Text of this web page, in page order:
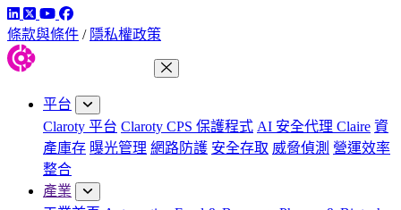
LinkedIn
TwitterYouTube
Facebook
條款與條件 / 隱私權政策
平台
Claroty 平台 Claroty CPS 保護程式 AI 安全代理 Claire 資
產庫存 曝光管理 網路防護 安全存取 威脅偵測 營運效率
整合
產業